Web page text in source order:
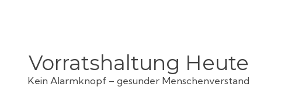
Vorratshaltung Heute
Kein Alarmknopf – gesunder Menschenverstand